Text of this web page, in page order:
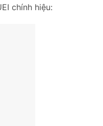
chính hiệu: